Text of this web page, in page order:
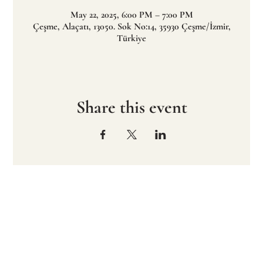
May 22, 2025, 6:00 PM – 7:00 PM
Çeşme, Alaçatı, 13050. Sok No:14, 35930 Çeşme/İzmir,
Türkiye
Share this event